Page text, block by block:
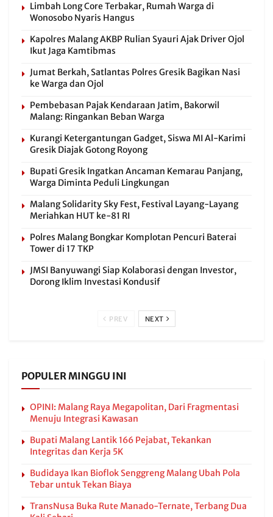
Limbah Long Core Terbakar, Rumah Warga di
Wonosobo Nyaris Hangus
Kapolres Malang AKBP Rulian Syauri Ajak Driver Ojol
Ikut Jaga Kamtibmas
Jumat Berkah, Satlantas Polres Gresik Bagikan Nasi
ke Warga dan Ojol
Pembebasan Pajak Kendaraan Jatim, Bakorwil
Malang: Ringankan Beban Warga
Kurangi Ketergantungan Gadget, Siswa MI Al-Karimi
Gresik Diajak Gotong Royong
Bupati Gresik Ingatkan Ancaman Kemarau Panjang,
Warga Diminta Peduli Lingkungan
Malang Solidarity Sky Fest, Festival Layang-Layang
Meriahkan HUT ke-81 RI
Polres Malang Bongkar Komplotan Pencuri Baterai
Tower di 17 TKP
JMSI Banyuwangi Siap Kolaborasi dengan Investor,
Dorong Iklim Investasi Kondusif
PREV NEXT
POPULER MINGGU INI
OPINI: Malang Raya Megapolitan, Dari Fragmentasi
Menuju Integrasi Kawasan
Bupati Malang Lantik 166 Pejabat, Tekankan
Integritas dan Kerja 5K
Budidaya Ikan Bioflok Senggreng Malang Ubah Pola
Tebar untuk Tekan Biaya
TransNusa Buka Rute Manado-Ternate, Terbang Dua